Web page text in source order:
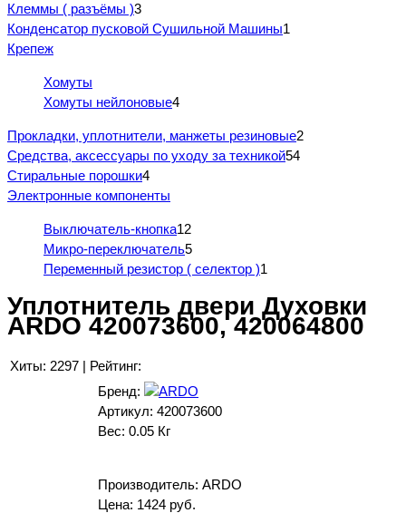
Клеммы ( разъёмы )3
Конденсатор пусковой Сушильной Машины1
Крепеж
Хомуты
Хомуты нейлоновые4
Прокладки, уплотнители, манжеты резиновые2
Средства, аксессуары по уходу за техникой54
Стиральные порошки4
Электронные компоненты
Выключатель-кнопка12
Микро-переключатель5
Переменный резистор ( селектор )1
Уплотнитель двери Духовки
ARDO 420073600, 420064800
Хиты: 2297 | Рейтинг:
Бренд:
Артикул: 420073600
Вес: 0.05 Кг
Производитель: ARDO
Цена: 1424 руб.